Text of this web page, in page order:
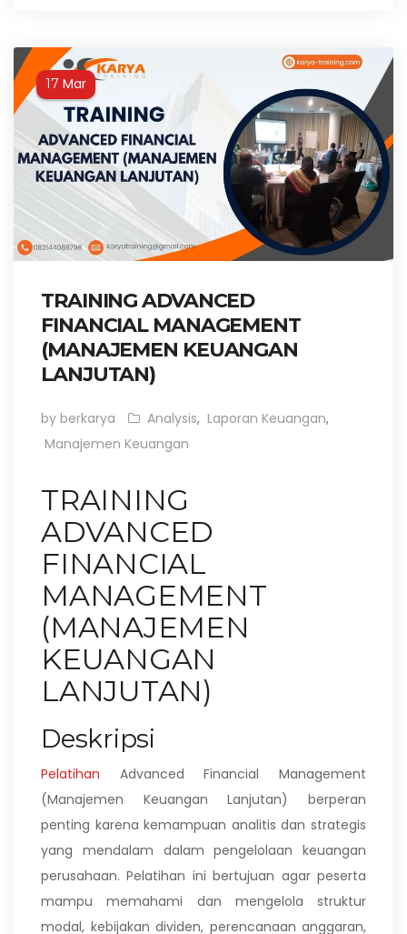
17 Mar
TRAINING ADVANCED
FINANCIAL MANAGEMENT
(MANAJEMEN KEUANGAN
LANJUTAN)
by berkarya Analysis, Laporan Keuangan,
Manajemen Keuangan
TRAINING
ADVANCED
FINANCIAL
MANAGEMENT
(MANAJEMEN
KEUANGAN
LANJUTAN)
Deskripsi
Pelatihan Advanced Financial Management
(Manajemen Keuangan Lanjutan) berperan
penting karena kemampuan analitis dan strategis
yang mendalam dalam pengelolaan keuangan
perusahaan. Pelatihan ini bertujuan agar peserta
mampu memahami dan mengelola struktur
modal, kebijakan dividen, perencanaan anggaran,